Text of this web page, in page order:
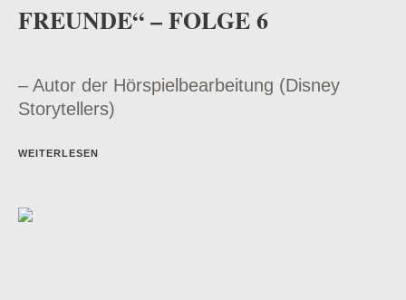
FREUNDE“ – FOLGE 6
– Autor der Hörspielbearbeitung (Disney
Storytellers)
WEITERLESEN